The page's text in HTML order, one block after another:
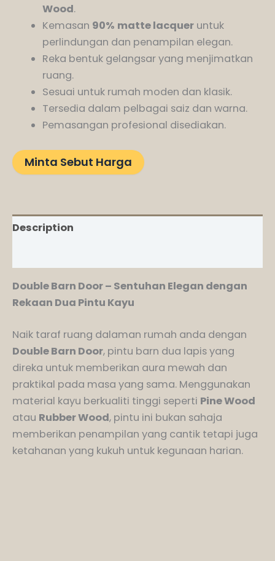
Wood.
Kemasan 90% matte lacquer untuk
perlindungan dan penampilan elegan.
Reka bentuk gelangsar yang menjimatkan
ruang.
Sesuai untuk rumah moden dan klasik.
Tersedia dalam pelbagai saiz dan warna.
Pemasangan profesional disediakan.
Minta Sebut Harga
Description
Double Barn Door – Sentuhan Elegan dengan
Rekaan Dua Pintu Kayu
Naik taraf ruang dalaman rumah anda dengan
Double Barn Door, pintu barn dua lapis yang
direka untuk memberikan aura mewah dan
praktikal pada masa yang sama. Menggunakan
material kayu berkualiti tinggi seperti Pine Wood
atau Rubber Wood, pintu ini bukan sahaja
memberikan penampilan yang cantik tetapi juga
ketahanan yang kukuh untuk kegunaan harian.